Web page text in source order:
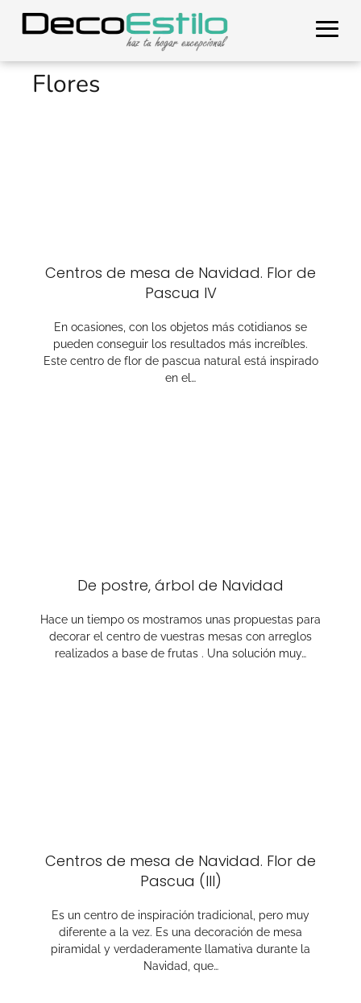
Flores
Centros de mesa de Navidad. Flor de
Pascua IV
En ocasiones, con los objetos más cotidianos se
pueden conseguir los resultados más increíbles.
Este centro de flor de pascua natural está inspirado
en el…
De postre, árbol de Navidad
Hace un tiempo os mostramos unas propuestas para
decorar el centro de vuestras mesas con arreglos
realizados a base de frutas . Una solución muy…
Centros de mesa de Navidad. Flor de
Pascua (III)
Es un centro de inspiración tradicional, pero muy
diferente a la vez. Es una decoración de mesa
piramidal y verdaderamente llamativa durante la
Navidad, que…